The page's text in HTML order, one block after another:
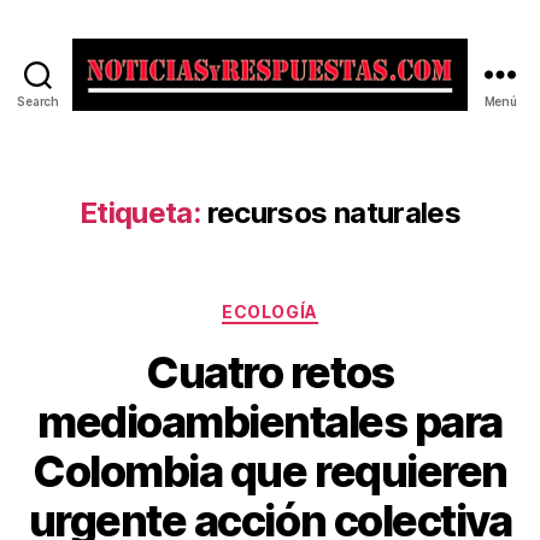
Search Menú
Etiqueta: recursos naturales
Categorías
ECOLOGÍA
Cuatro retos
medioambientales para
Colombia que requieren
urgente acción colectiva